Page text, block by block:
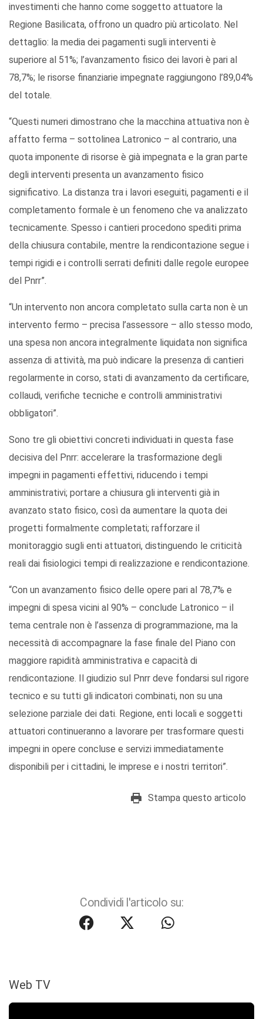
investimenti che hanno come soggetto attuatore la
Regione Basilicata, offrono un quadro più articolato. Nel
dettaglio: la media dei pagamenti sugli interventi è
superiore al 51%; l’avanzamento fisico dei lavori è pari al
78,7%; le risorse finanziarie impegnate raggiungono l’89,04%
del totale.
“Questi numeri dimostrano che la macchina attuativa non è
affatto ferma – sottolinea Latronico – al contrario, una
quota imponente di risorse è già impegnata e la gran parte
degli interventi presenta un avanzamento fisico
significativo. La distanza tra i lavori eseguiti, pagamenti e il
completamento formale è un fenomeno che va analizzato
tecnicamente. Spesso i cantieri procedono spediti prima
della chiusura contabile, mentre la rendicontazione segue i
tempi rigidi e i controlli serrati definiti dalle regole europee
del Pnrr”.
“Un intervento non ancora completato sulla carta non è un
intervento fermo – precisa l’assessore – allo stesso modo,
una spesa non ancora integralmente liquidata non significa
assenza di attività, ma può indicare la presenza di cantieri
regolarmente in corso, stati di avanzamento da certificare,
collaudi, verifiche tecniche e controlli amministrativi
obbligatori”.
Sono tre gli obiettivi concreti individuati in questa fase
decisiva del Pnrr: accelerare la trasformazione degli
impegni in pagamenti effettivi, riducendo i tempi
amministrativi; portare a chiusura gli interventi già in
avanzato stato fisico, così da aumentare la quota dei
progetti formalmente completati; rafforzare il
monitoraggio sugli enti attuatori, distinguendo le criticità
reali dai fisiologici tempi di realizzazione e rendicontazione.
“Con un avanzamento fisico delle opere pari al 78,7% e
impegni di spesa vicini al 90% – conclude Latronico – il
tema centrale non è l’assenza di programmazione, ma la
necessità di accompagnare la fase finale del Piano con
maggiore rapidità amministrativa e capacità di
rendicontazione. Il giudizio sul Pnrr deve fondarsi sul rigore
tecnico e su tutti gli indicatori combinati, non su una
selezione parziale dei dati. Regione, enti locali e soggetti
attuatori continueranno a lavorare per trasformare questi
impegni in opere concluse e servizi immediatamente
disponibili per i cittadini, le imprese e i nostri territori”.
Stampa questo articolo
Condividi l'articolo su:
Web TV